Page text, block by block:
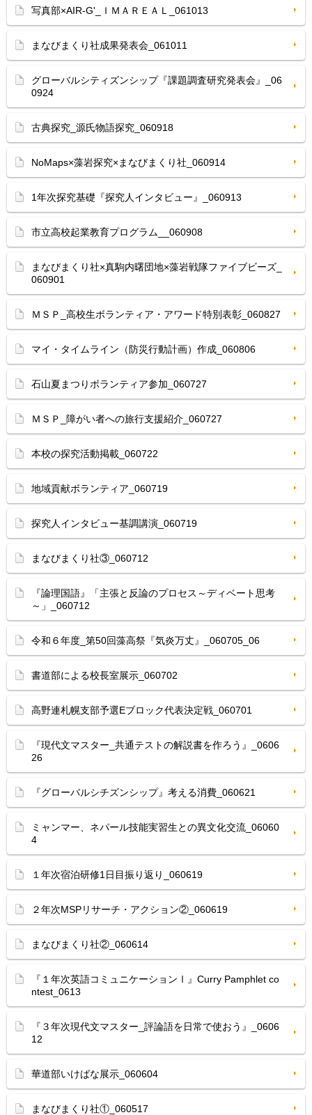
写真部×AIR-G'_ＩＭＡＲＥＡＬ_061013
まなびまくり社成果発表会_061011
グローバルシティズンシップ『課題調査研究発表会』_06
0924
古典探究_源氏物語探究_060918
NoMaps×藻岩探究×まなびまくり社_060914
1年次探究基礎『探究人インタビュー』_060913
市立高校起業教育プログラム__060908
まなびまくり社×真駒内曙団地×藻岩戦隊ファイブビーズ_
060901
ＭＳＰ_高校生ボランティア・アワード特別表彰_060827
マイ・タイムライン（防災行動計画）作成_060806
石山夏まつりボランティア参加_060727
ＭＳＰ_障がい者への旅行支援紹介_060727
本校の探究活動掲載_060722
地域貢献ボランティア_060719
探究人インタビュー基調講演_060719
まなびまくり社③_060712
『論理国語』「主張と反論のプロセス～ディベート思考
～」_060712
令和６年度_第50回藻高祭『気炎万丈』_060705_06
書道部による校長室展示_060702
高野連札幌支部予選Eブロック代表決定戦_060701
『現代文マスター_共通テストの解説書を作ろう』_0606
26
『グローバルシチズンシップ』考える消費_060621
ミャンマー、ネパール技能実習生との異文化交流_06060
4
１年次宿泊研修1日目振り返り_060619
２年次MSPリサーチ・アクション②_060619
まなびまくり社②_060614
『１年次英語コミュニケーションⅠ』Curry Pamphlet co
ntest_0613
『３年次現代文マスター_評論語を日常で使おう』_0606
12
華道部いけばな展示_060604
まなびまくり社①_060517